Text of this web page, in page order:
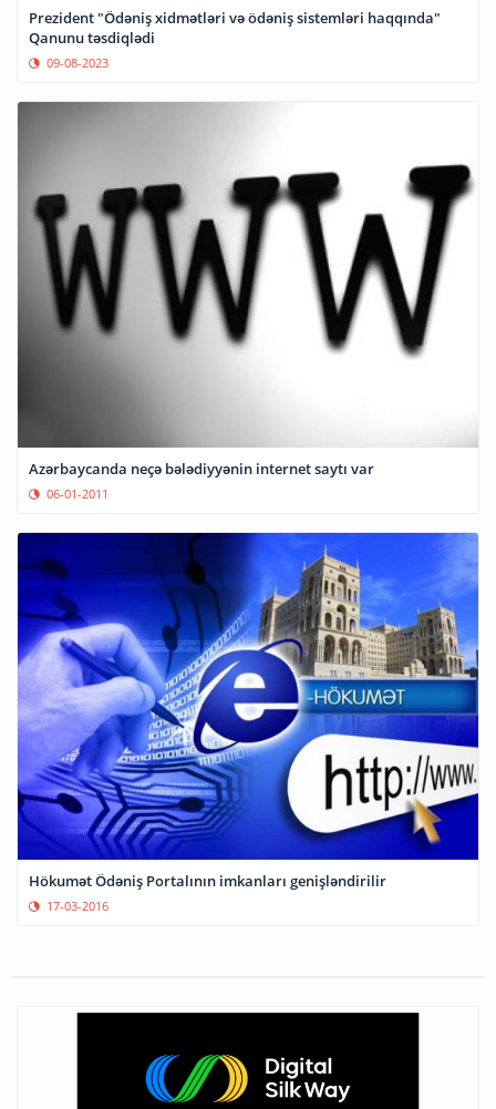
Prezident "Ödəniş xidmətləri və ödəniş sistemləri haqqında"
Qanunu təsdiqlədi
09-08-2023
Azərbaycanda neçə bələdiyyənin internet saytı var
06-01-2011
Hökumət Ödəniş Portalının imkanları genişləndirilir
17-03-2016